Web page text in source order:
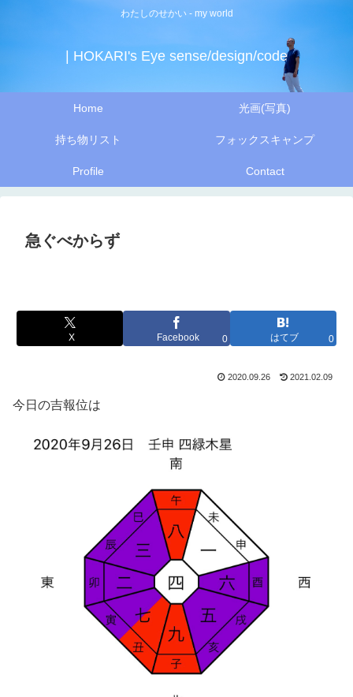
わたしのせかい - my world
| HOKARI's Eye sense/design/code
Home 光画(写真)
持ち物リスト フォックスキャンプ
Profile Contact
急ぐべからず
X Facebook 0 はてブ 0
2020.09.26 2021.02.09
今日の吉報位は